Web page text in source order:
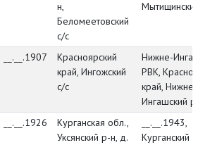
н,
Беломеетовский
с/с
Мытищинский р-н
__.__.1907
Красноярский
край, Ингожский
с/с
Нижне-
РВК,
край, Нижне-
Ингашский р-н
__.__.1926
Курганская обл.,
Уксянский р-н, д.
__.__.1943,
Курганский РВК,